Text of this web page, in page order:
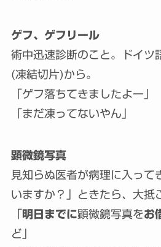
ゲフ、ゲフリール
術中迅速診断のこと。ドイ
(凍結切片)から。
「ゲフ落ちてきましたよー」
「まだ凍ってないやん」
顕微鏡写真
見知らぬ医者が病理に入っ
いますか？」ときたら、大抵
明日までに顕微鏡写真をお
ど」